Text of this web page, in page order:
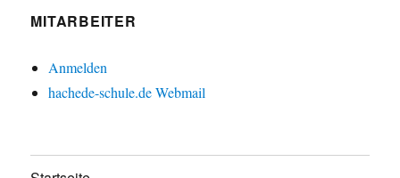
MITARBEITER
Anmelden
hachede-schule.de Webmail